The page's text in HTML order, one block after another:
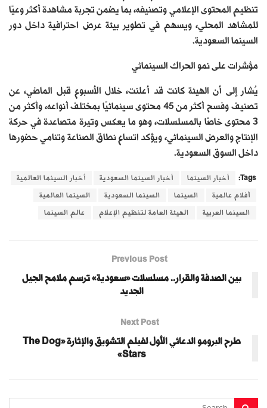
تنظيم المحتوى الإعلامي وتصنيفه، بما يضمن تجربة مشاهدة أكثر وعيًا
للمشاهد المحلي، ويسهم في تطوير بيئة عرض احترافية داخل دور
السينما السعودية.
مؤشرات على نمو الحراك السينمائي
يُشار إلى أن الهيئة كانت قد أعلنت، خلال الأسبوع قبل الماضي، عن
تصنيف وفسح أكثر من 45 محتوى سينمائيًا بمختلف أنواعه، وأكثر من
3 محتوى خاصًا بالمسلسلات، وهو ما يعكس وتيرة متصاعدة في حركة
الإنتاج والعرض السينمائي، ويؤكد اتساع نطاق الصناعة وتنامي حضورها
داخل السوق السعودية.
Tags: أخبار السينما أخبار السينما السعودية أخبار السينما العالمية
أفلام عالمية السينما السينما السعودية السينما العالمية
السينما العربية الهيئة العامة لتنظيم الإعلام عالم السينما
Previous Post
بين الصدفة والقرار.. مسلسلات «سعودية» ترسم ملامح الجيل
الجديد
Next Post
طرح البرومو الدعائي الأول لفيلم التشويق والإثارة «The Dog
Stars»